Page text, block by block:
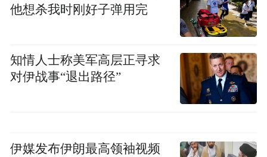
他想杀我时刚好子弹用完
知情人士称美军高层正寻求
对伊战事“退出路径”
伊媒发布伊朗最高领袖视频